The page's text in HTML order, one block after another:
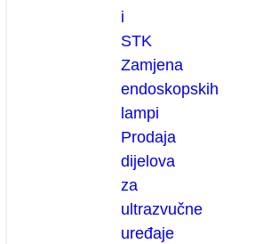
i
STK
Zamjena
endoskopskih
lampi
Prodaja
dijelova
za
ultrazvučne
uređaje